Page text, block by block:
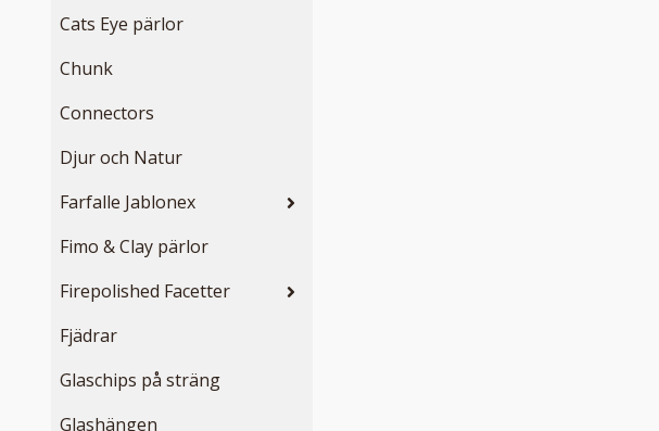
Cats Eye pärlor
Chunk
Connectors
Djur och Natur
Farfalle Jablonex
Fimo & Clay pärlor
Firepolished Facetter
Fjädrar
Glaschips på sträng
Glashängen